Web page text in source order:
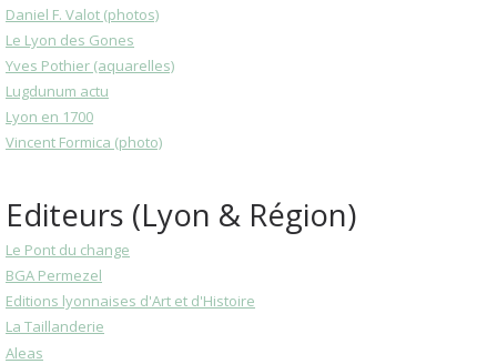
Daniel F. Valot (photos)
Le Lyon des Gones
Yves Pothier (aquarelles)
Lugdunum actu
Lyon en 1700
Vincent Formica (photo)
Editeurs (Lyon & Région)
Le Pont du change
BGA Permezel
Editions lyonnaises d'Art et d'Histoire
La Taillanderie
Aleas